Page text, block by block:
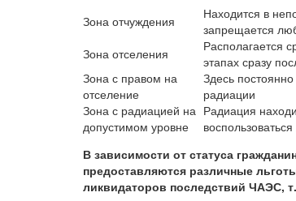
Зона отчуждения
Находится в
запрещается
Зона отселения
Располагается
этапах сразу
Зона с правом на
отселение
Здесь
радиации
Зона с радиацией на
допустимом уровне
Радиация
В зависимости от статуса
предоставляются различные
ликвидаторов последствий ЧАЭС,